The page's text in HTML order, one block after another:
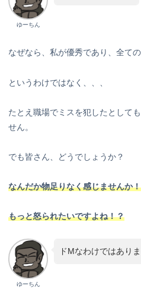
ゆーちん
なぜなら、私が優秀であり、全て
というわけではなく、、、
たとえ職場でミスを犯したとして
せん。
でも皆さん、どうでしょうか？
なんだか物足りなく感じませんか
もっと怒られたいですよね！？
ゆーちん
ドMなわけではあり